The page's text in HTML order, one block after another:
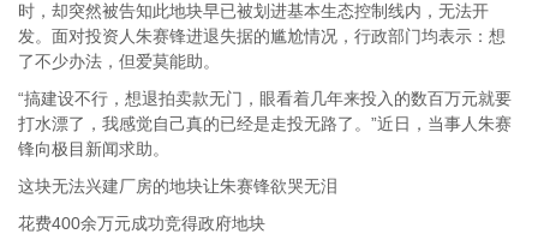
时，却突然被告知此地块早已被划进基本生态控制线内，无法开
发。面对投资人朱赛锋进退失据的尴尬情况，行政部门均表示：想
了不少办法，但爱莫能助。
“搞建设不行，想退拍卖款无门，眼看着几年来投入的数百万元就要
打水漂了，我感觉自己真的已经是走投无路了。”近日，当事人朱赛
锋向极目新闻求助。
这块无法兴建厂房的地块让朱赛锋欲哭无泪
花费400余万元成功竞得政府地块